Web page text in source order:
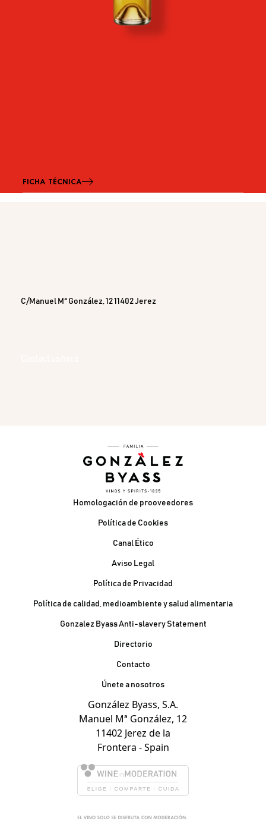
FICHA TÉCNICA
C/Manuel Mª González, 12 11402 Jerez
Pie de páginaHomologación de prooveedores
Política de Cookies
Canal Ético
Aviso Legal
Política de Privacidad
Política de calidad, medioambiente y salud alimentaria
Gonzalez Byass Anti-slavery Statement
Contacto Pie de página
Directorio
Contacto
Únete a nosotros
González Byass, S.A.
Manuel Mª González, 12
11402 Jerez de la
Frontera - Spain